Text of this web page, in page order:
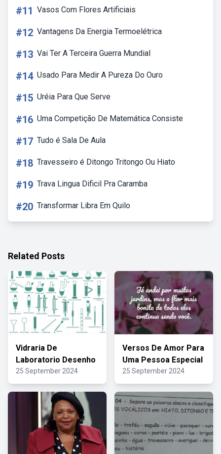
#11 Vasos Com Flores Artificiais
#12 Vantagens Da Energia Termoelétrica
#13 Vai Ter A Terceira Guerra Mundial
#14 Usado Para Medir A Pureza Do Ouro
#15 Uréia Para Que Serve
#16 Uma Competição De Matemática Consiste
#17 Tudo é Sala De Aula
#18 Travesseiro é Ditongo Tritongo Ou Hiato
#19 Trava Lingua Dificil Pra Caramba
#20 Transformar Libra Em Quilo
Related Posts
Vidraria De
Laboratorio Desenho
25 September 2024
Versos De Amor Para
Uma Pessoa Especial
25 September 2024